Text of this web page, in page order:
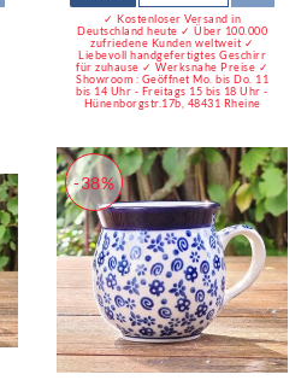
✓ Kostenloser Versand in
Deutschland heute ✓ Über 100.000
zufriedene Kunden weltweit ✓
Liebevoll handgefertigtes Geschirr
für zuhause ✓ Werksnahe Preise ✓
Showroom : Geöffnet Mo. bis Do. 11
bis 14 Uhr - Freitags 15 bis 18 Uhr -
Hünenborgstr.17b, 48431 Rheine
-38%